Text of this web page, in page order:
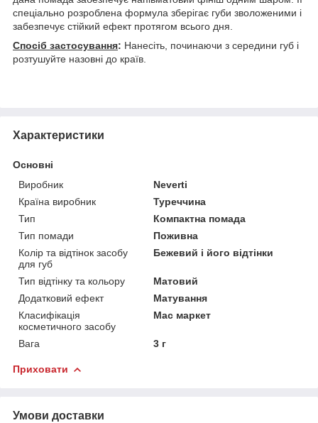
спеціально розроблена формула зберігає губи зволоженими і
забезпечує стійкий ефект протягом всього дня.
Спосіб застосування: Нанесіть, починаючи з середини губ і
розтушуйте назовні до країв.
Характеристики
Основні
Виробник
Neverti
Країна виробник
Туреччина
Тип
Компактна помада
Тип помади
Поживна
Колір та відтінок засобу
для губ
Бежевий і його відтінки
Тип відтінку та кольору
Матовий
Додатковий ефект
Матування
Класифікація
косметичного засобу
Мас маркет
Вага 3 г
Приховати
Умови доставки